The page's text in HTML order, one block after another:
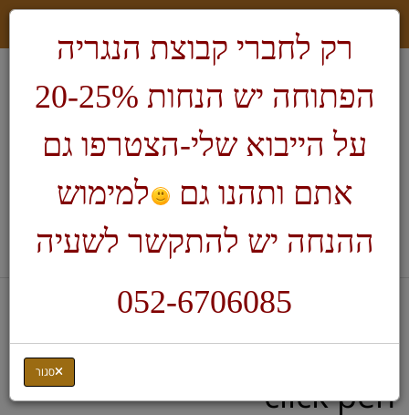
לעגלת הקניות
קיט לחריטת עטים Senator
click pen
רק לחברי קבוצת הנגריה
הפתוחה יש הנחות 20-25%
על הייבוא שלי-הצטרפו גם
אתם ותהנו גם
למימוש
ההנחה יש להתקשר לשעיה
052-6706085
סגור